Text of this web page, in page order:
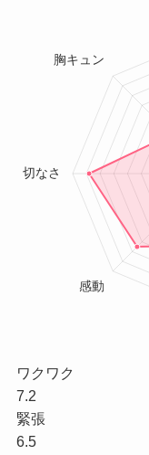
ワクワク
7.2
緊張
6.5